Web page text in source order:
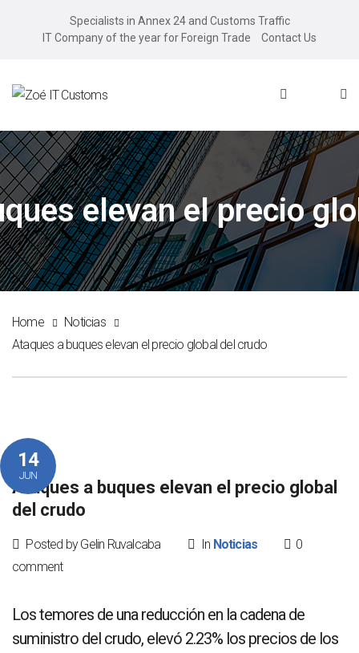
Specialists in Annex 24 and Customs Traffic
IT Company of the year for Foreign Trade
Contact Us
elevan el precio
Home
Noticias
Ataques a buques elevan el precio global del crudo
14
JUN
Ataques a buques elevan el precio global
del crudo
Posted by Gelin Ruvalcaba In Noticias
0
comment
Los temores de una reducción en la cadena de
suministro del crudo, elevó 2.23% los precios de los